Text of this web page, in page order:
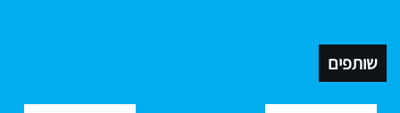
שותפים